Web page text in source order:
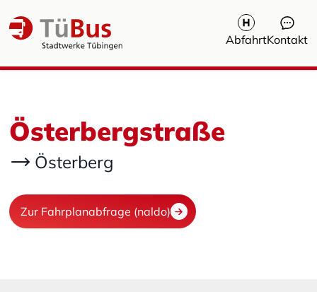
AbfahrtKontakt
Österbergstraße
Österberg
Zur Fahrplanabfrage (naldo)